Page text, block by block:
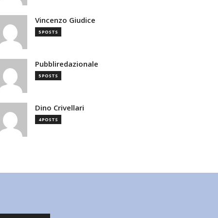
Vincenzo Giudice
5 POSTS
Pubbliredazionale
5 POSTS
Dino Crivellari
4 POSTS